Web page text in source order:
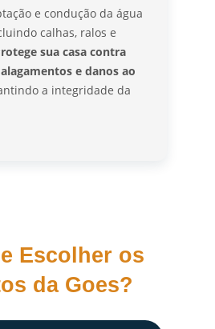
e condução da água
calhas, ralos e
sua casa contra
e danos ao
a integridade da
Escolher os
da Goes?